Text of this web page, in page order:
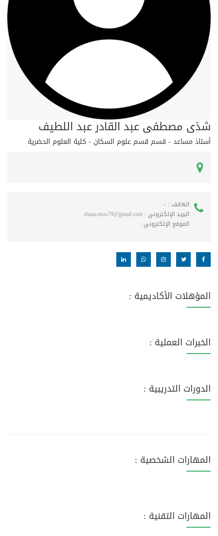
شذى مصطفى عبد القادر عبد اللطيف
أستاذ مساعد - قسم قسم علوم السكان - كلية العلوم الحضرية
الهاتف : -
البريد الإلكتروني : shaza.mus79@gmail.com
الموقع الإلكتروني :
المؤهلات الأكاديمية :
الخبرات العملية :
الدورات التدريبية :
المهارات الشخصية :
المهارات التقنية :